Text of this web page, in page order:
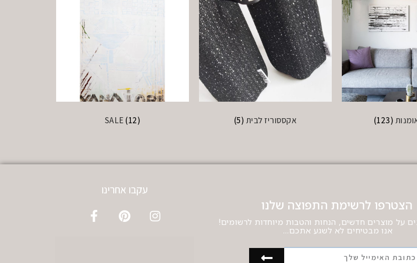
(123) אקססוריז לבית (5)
SALE (12)
הצטרפו לרשימת התפוצה שלנו
על מוצרים חדשים, הנחות והטבות מיוחדות לרשומים!
אנו מבטיחים לא לשגע אתכם…
עקבו אחרינו